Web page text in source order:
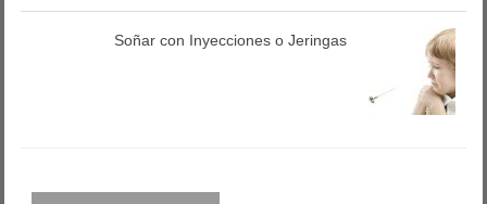
Soñar con Inyecciones o Jeringas